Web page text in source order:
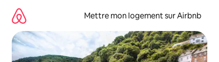
directement
contenu
Mettre mon logement sur Airbnb